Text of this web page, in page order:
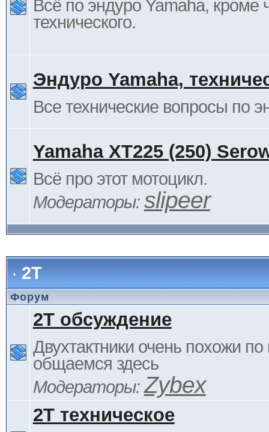
Всё по эндуро Yamaha, кроме
технического.
Эндуро Yamaha,
Все технические вопросы по
Yamaha XT225 (250)
Всё про этот мотоцикл.
Модераторы: slipeer
2Т
Форум
2Т обсуждение
Двухтактники очень похожи по
общаемся здесь
Модераторы:Zybex
2Т техническое